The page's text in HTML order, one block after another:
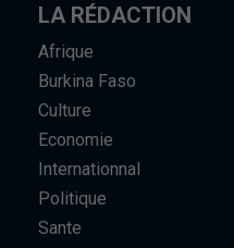
LA RÉDACTION
Afrique
Burkina Faso
Culture
Economie
Internationnal
Politique
Sante